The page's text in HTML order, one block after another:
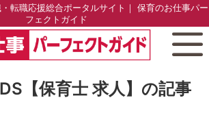
転職応援総合ポータルサイト｜ 保育のお仕事パー
フェクトガイド
【保育士 求人】の記事